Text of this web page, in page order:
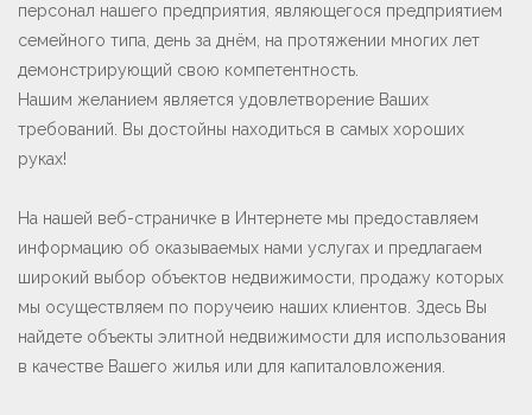
персонал нашего предприятия, являющегося предприятием
семейного типа, день за днём, на протяжении многих лет
демонстрирующий свою компетентность.
Нашим желанием является удовлетворение Ваших
требований. Вы достойны находиться в самых хороших
руках!
На нашей веб-страничке в Интернете мы предоставляем
информацию об оказываемых нами услугах и предлагаем
широкий выбор объектов недвижимости, продажу которых
мы осуществляем по поручеию наших клиентов. Здесь Вы
найдете объекты элитной недвижимости для использования
в качестве Вашего жилья или для капиталовложения.